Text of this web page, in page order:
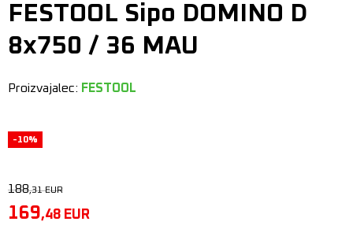
FESTOOL Sipo DOMINO D
8x750 / 36 MAU
Proizvajalec: FESTOOL
-10%
188,31EUR
169,48 EUR